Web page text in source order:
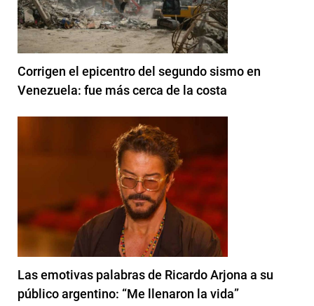
Corrigen el epicentro del segundo sismo en
Venezuela: fue más cerca de la costa
Las emotivas palabras de Ricardo Arjona a su
público argentino: “Me llenaron la vida”